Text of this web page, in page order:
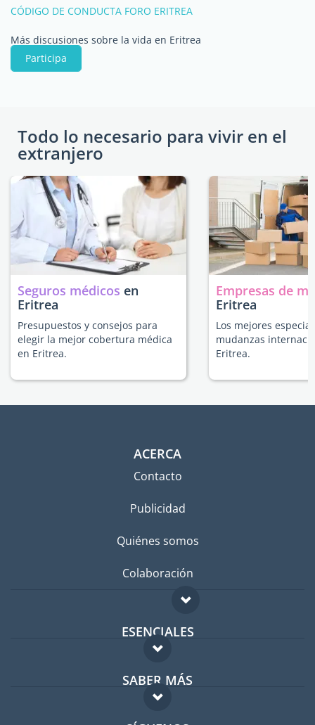
CÓDIGO DE CONDUCTA FORO ERITREA
Más discusiones sobre la vida en Eritrea
Participa
Todo lo necesario para vivir en el
extranjero
Seguros médicos en
Eritrea
Presupuestos y consejos para
elegir la mejor cobertura médica
en Eritrea.
Empresas de
Eritrea
Los mejores
mudanzas
Eritrea.
ACERCA
Contacto
Publicidad
Quiénes somos
Colaboración
ESENCIALES
Foro para expatriados
Guía para expatriados
Trabajos en el extranjero
SABER MÁS
FAQ